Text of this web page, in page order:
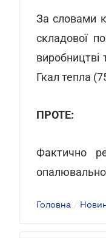
За словами
складової
Гкал тепла
ПРОТЕ:
Фактично
Головна /